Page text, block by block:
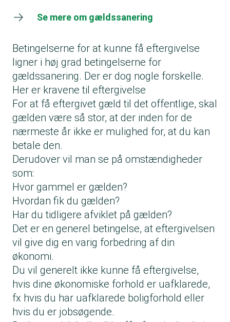
Se mere om gældssanering
Betingelserne for at kunne få eftergivelse
ligner i høj grad betingelserne for
gældssanering. Der er dog nogle forskelle.
Her er kravene til eftergivelse
For at få eftergivet gæld til det offentlige, skal
gælden være så stor, at der inden for de
nærmeste år ikke er mulighed for, at du kan
betale den.
Derudover vil man se på omstændigheder
som:
Hvor gammel er gælden?
Hvordan fik du gælden?
Har du tidligere afviklet på gælden?
Det er en generel betingelse, at eftergivelsen
vil give dig en varig forbedring af din
økonomi.
Du vil generelt ikke kunne få eftergivelse,
hvis dine økonomiske forhold er uafklarede,
fx hvis du har uafklarede boligforhold eller
hvis du er jobsøgende.